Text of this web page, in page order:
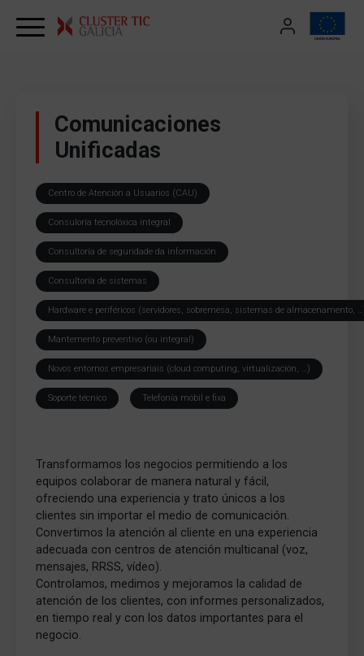
Comunicaciones
Unificadas
Centro de Atención a Usuarios (CAU)
Consuloría tecnolóxica integral
Consultoría de seguridade da información
Consultoría de sistemas
Hardware e periféricos (servidores, sobremesa, sistemas de almacenamento,
Mantemento preventivo (ou integral)
Novos entornos empresariais (cloud computing, virtualización, …)
Soporte técnico Telefonía móbil e fixa
Transformamos los negocios permitiendo a los
equipos colaborar de manera natural y fácil,
ofreciendo una experiencia y trato únicos a los
clientes sin importar el medio de comunicación.
Convertimos la atención al cliente en una experiencia
adecuada con centros de atención multicanal (voz,
mensajes, RRSS, vídeo).
Controlamos, medimos y mejoramos la calidad de
atención de los clientes, con informes personalizados,
en tiempo real y con los datos importantes para el
negocio.